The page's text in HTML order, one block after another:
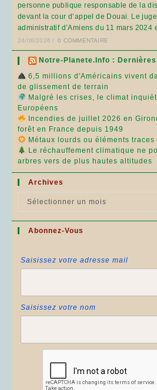
personne publique responsable de la
devant la cour d’appel de Douai. Le
administratif d’Amiens du 11 mars 2024
24/06/2026 / 0 COMMENTAIRE
Notre-Planete.info :
6,5 millions d'Américains vivent
de glissement de terrain
Malgré les crises, le climat
Européens
Incendies de juillet 2026 en
forêt en France depuis 1949
Métaux lourds ou éléments
Le réchauffement climatique ne
arbres vers de plus hautes altitudes
Archives
Archives
Sélectionner un mois
Abonnez-Vous
Saisissez votre adresse mail
Saisissez votre nom